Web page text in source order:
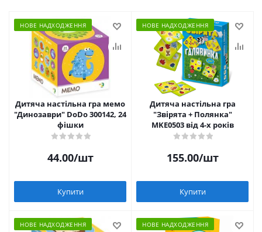
НОВЕ НАДХОДЖЕННЯ
Дитяча настільна гра мемо
"Динозаври" DoDo 300142, 24
фішки
44.00/шт
Купити
НОВЕ НАДХОДЖЕННЯ
Дитяча настільна гра
"Звірята + Полянка"
MKE0503 від 4-х років
155.00/шт
Купити
НОВЕ НАДХОДЖЕННЯ НОВЕ НАДХОДЖЕННЯ